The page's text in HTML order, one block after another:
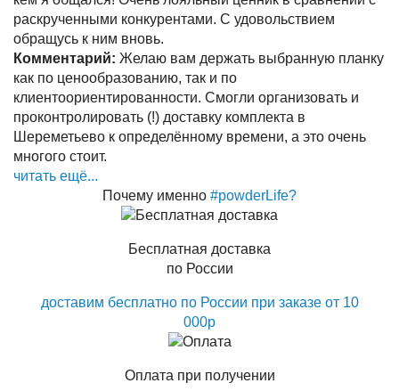
раскрученными конкурентами. С удовольствием
обращусь к ним вновь.
Комментарий: Желаю вам держать выбранную планку
как по ценообразованию, так и по
клиентоориентированности. Смогли организовать и
проконтролировать (!) доставку комплекта в
Шереметьево к определённому времени, а это очень
многого стоит.
читать ещё...
Почему именно #powderLife?
Бесплатная доставка
по России
доставим бесплатно по России при заказе от 10
000р
Оплата при получении